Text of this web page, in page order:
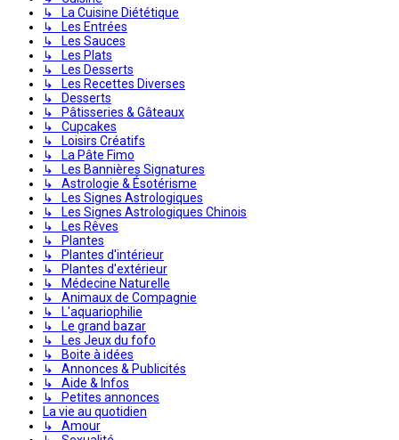
↳ La Cuisine Diététique
↳ Les Entrées
↳ Les Sauces
↳ Les Plats
↳ Les Desserts
↳ Les Recettes Diverses
↳ Desserts
↳ Pâtisseries & Gâteaux
↳ Cupcakes
↳ Loisirs Créatifs
↳ La Pâte Fimo
↳ Les Bannières Signatures
↳ Astrologie & Ésotérisme
↳ Les Signes Astrologiques
↳ Les Signes Astrologiques Chinois
↳ Les Rêves
↳ Plantes
↳ Plantes d'intérieur
↳ Plantes d'extérieur
↳ Médecine Naturelle
↳ Animaux de Compagnie
↳ L'aquariophilie
↳ Le grand bazar
↳ Les Jeux du fofo
↳ Boite à idées
↳ Annonces & Publicités
↳ Aide & Infos
↳ Petites annonces
La vie au quotidien
↳ Amour